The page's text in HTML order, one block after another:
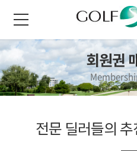
회원권
전문 딜러들의